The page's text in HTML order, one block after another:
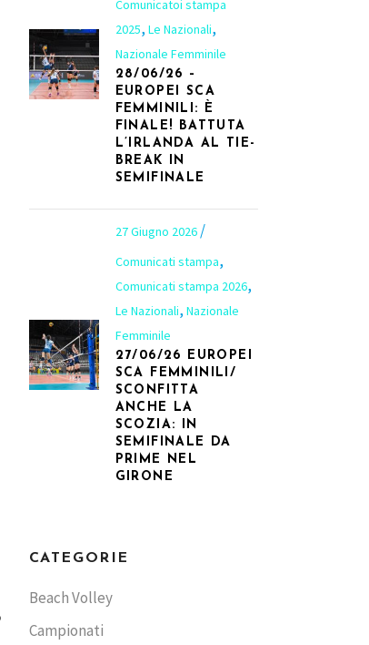
Comunicatoi stampa
2025, Le Nazionali,
Nazionale Femminile
28/06/26 –
EUROPEI SCA
FEMMINILI: È
FINALE! BATTUTA
L’IRLANDA AL TIE-
BREAK IN
SEMIFINALE
27 Giugno 2026
Comunicati stampa,
Comunicati stampa 2026,
Le Nazionali, Nazionale
Femminile
27/06/26 EUROPEI
SCA FEMMINILI/
SCONFITTA
ANCHE LA
SCOZIA: IN
SEMIFINALE DA
PRIME NEL
GIRONE
CATEGORIE
Beach Volley
Campionati